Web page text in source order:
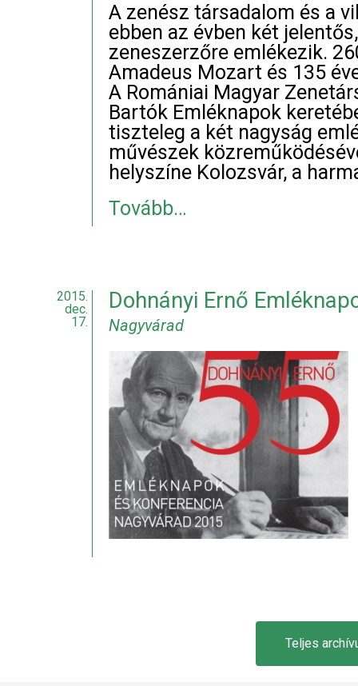
A zenész társadalom és a
ebben az évben két
zeneszerzőre emlékezik.
Amadeus Mozart és 135
A Romániai Magyar
Bartók Emléknapok
tiszteleg a két nagyság
művészek
helyszíne Kolozsvár, a
Tovább…
2015.
dec.
17.
Dohnányi Ernő
Nagyvárad
Teljes